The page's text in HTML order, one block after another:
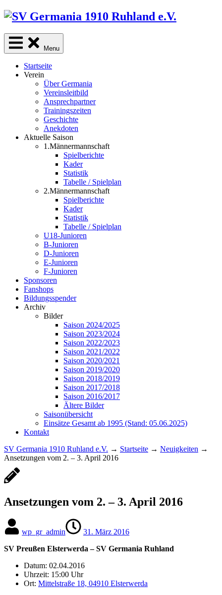
Skip
content
Menu
Startseite
Verein
Über Germania
Vereinsleitbild
Ansprechpartner
Trainingszeiten
Geschichte
Anekdoten
Aktuelle Saison
1.Männermannschaft
Spielberichte
Kader
Statistik
Tabelle / Spielplan
2.Männermannschaft
Spielberichte
Kader
Statistik
Tabelle / Spielplan
U18-Junioren
B-Junioren
D-Junioren
E-Junioren
F-Junioren
Sponsoren
Fanshops
Bildungsspender
Archiv
Bilder
Saison 2024/2025
Saison 2023/2024
Saison 2022/2023
Saison 2021/2022
Saison 2020/2021
Saison 2019/2020
Saison 2018/2019
Saison 2017/2018
Saison 2016/2017
Ältere Bilder
Saisonübersicht
Einsätze Gesamt ab 1995 (Stand: 05.06.2025)
Kontakt
SV Germania 1910 Ruhland e.V. → Startseite → Neuigkeiten →
Ansetzungen vom 2. – 3. April 2016
Ansetzungen vom 2. – 3. April 2016
wp_gr_admin
31. März 2016
SV Preußen Elsterwerda – SV Germania Ruhland
Datum: 02.04.2016
Uhrzeit: 15:00 Uhr
Ort: Mittelstraße 18, 04910 Elsterwerda